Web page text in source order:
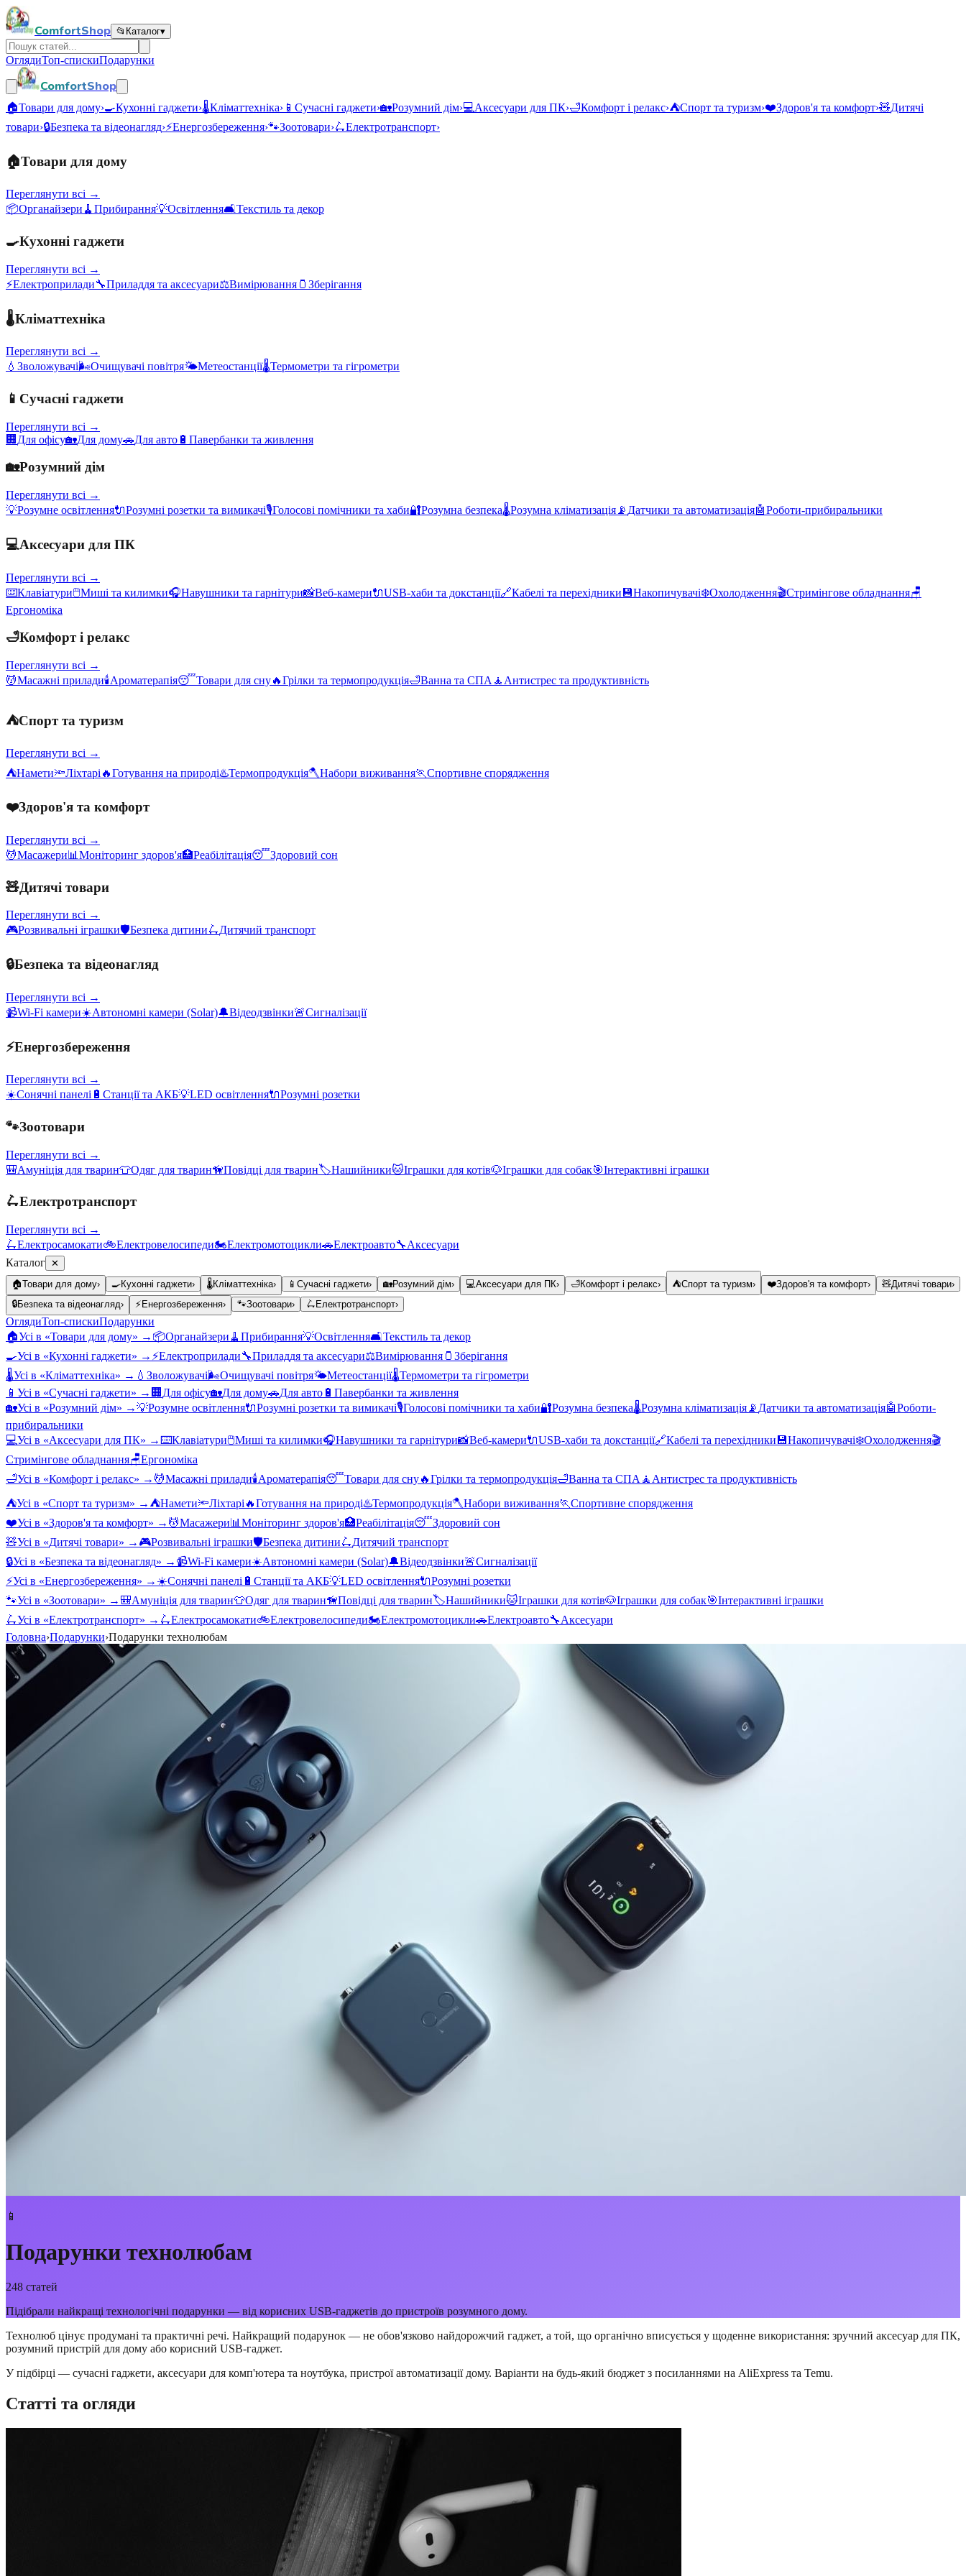
ComfortShop 📂 Каталог▾
ОглядиТоп-спискиПодарунки
ComfortShop
🏠Товари для дому›🍳Кухонні гаджети›🌡️Кліматтехніка› 📱 Сучасні гаджети›🏡Розумний дім›💻Аксесуари для ПК›🛁Комфорт і релакс›⛺Спорт та туризм›❤️Здоров'я та комфорт›🧸Дитячі
товари›🔒Безпека та відеонагляд›⚡Енергозбереження›🐾Зоотовари›🛴Електротранспорт›
🏠Товари для дому
Переглянути всі →
📦Органайзери 🧹 Прибирання💡Освітлення🛋️Текстиль та декор
🍳Кухонні гаджети
Переглянути всі →
⚡Електроприлади🔧Приладдя та аксесуари⚖️Вимірювання 🫙 Зберігання
🌡️Кліматтехніка
Переглянути всі →
💧 Зволожувачі🌬️Очищувачі повітря🌤️Метеостанції🌡️Термометри та гігрометри
📱 Сучасні гаджети
Переглянути всі →
🏢 Для офісу🏡Для дому🚗Для авто 🔋 Павербанки та живлення
🏡Розумний дім
Переглянути всі →
💡Розумне освітлення🔌Розумні розетки та вимикачі🎙️Голосові помічники та хаби🔐Розумна безпека🌡️Розумна кліматизація 📡 Датчики та автоматизація🤖Роботи-прибиральники
💻Аксесуари для ПК
Переглянути всі →
⌨️Клавіатури🖱️Миші та килимки🎧Навушники та гарнітури📸Веб-камери🔌USB-хаби та докстанції🔗Кабелі та перехідники 💾Накопичувачі❄️Охолодження🎬Стримінгове обладнання🪑
Ергономіка
🛁Комфорт і релакс
Переглянути всі →
💆Масажні прилади🕯️Ароматерапія😴Товари для сну🔥Грілки та термопродукція🛁Ванна та СПА 🧘 Антистрес та продуктивність
⛺Спорт та туризм
Переглянути всі →
⛺Намети🔦Ліхтарі 🔥Готування на природі♨️Термопродукція🪓Набори виживання🏃Спортивне спорядження
❤️Здоров'я та комфорт
Переглянути всі →
💆Масажери📊 Моніторинг здоров'я🏥Реабілітація😴Здоровий сон
🧸Дитячі товари
Переглянути всі →
🎮Розвивальні іграшки🛡️Безпека дитини🛴Дитячий транспорт
🔒Безпека та відеонагляд
Переглянути всі →
📹Wi-Fi камери☀️Автономні камери (Solar)🔔Відеодзвінки🚨Сигналізації
⚡Енергозбереження
Переглянути всі →
☀️Сонячні панелі 🔋 Станції та АКБ💡LED освітлення🔌Розумні розетки
🐾Зоотовари
Переглянути всі →
🎒Амуніція для тварин👕Одяг для тварин🦮Повідці для тварин🏷️Нашийники🐱Іграшки для котів🐶Іграшки для собак🎯Інтерактивні іграшки
🛴Електротранспорт
Переглянути всі →
🛴Електросамокати🚲Електровелосипеди🏍️Електромотоцикли🚗Електроавто🔧Аксесуари
Каталог ✕
🏠Товари для дому› 🍳Кухонні гаджети› 🌡️Кліматтехніка› 📱 Сучасні гаджети› 🏡Розумний дім› 💻Аксесуари для ПК› 🛁Комфорт і релакс› ⛺Спорт та туризм› ❤️Здоров'я та комфорт› 🧸Дитячі товари›
🔒Безпека та відеонагляд› ⚡ Енергозбереження› 🐾Зоотовари› 🛴 Електротранспорт›
ОглядиТоп-спискиПодарунки
🏠Усі в «Товари для дому» → 📦Органайзери 🧹 Прибирання💡Освітлення🛋️Текстиль та декор
🍳Усі в «Кухонні гаджети» → ⚡Електроприлади🔧Приладдя та аксесуари⚖️Вимірювання 🫙 Зберігання
🌡️Усі в «Кліматтехніка» → 💧 Зволожувачі🌬️Очищувачі повітря🌤️Метеостанції🌡️Термометри та гігрометри
📱 Усі в «Сучасні гаджети» → 🏢 Для офісу🏡Для дому🚗Для авто 🔋 Павербанки та живлення
🏡Усі в «Розумний дім» →💡Розумне освітлення🔌Розумні розетки та вимикачі🎙️Голосові помічники та хаби🔐Розумна безпека🌡️Розумна кліматизація 📡 Датчики та автоматизація🤖Роботи-
прибиральники
💻Усі в «Аксесуари для ПК» →⌨️Клавіатури🖱️Миші та килимки🎧Навушники та гарнітури📸Веб-камери🔌USB-хаби та докстанції🔗Кабелі та перехідники 💾Накопичувачі❄️Охолодження🎬
Стримінгове обладнання🪑Ергономіка
🛁Усі в «Комфорт і релакс» → 💆Масажні прилади🕯️Ароматерапія😴Товари для сну🔥Грілки та термопродукція🛁Ванна та СПА 🧘 Антистрес та продуктивність
⛺Усі в «Спорт та туризм» → ⛺Намети🔦Ліхтарі 🔥Готування на природі♨️Термопродукція🪓Набори виживання🏃Спортивне спорядження
❤️Усі в «Здоров'я та комфорт» → 💆Масажери📊 Моніторинг здоров'я🏥Реабілітація😴Здоровий сон
🧸Усі в «Дитячі товари» → 🎮Розвивальні іграшки🛡️Безпека дитини🛴Дитячий транспорт
🔒Усі в «Безпека та відеонагляд» → 📹Wi-Fi камери☀️Автономні камери (Solar)🔔Відеодзвінки🚨Сигналізації
⚡Усі в «Енергозбереження» → ☀️Сонячні панелі 🔋 Станції та АКБ💡LED освітлення🔌Розумні розетки
🐾Усі в «Зоотовари» → 🎒Амуніція для тварин👕Одяг для тварин🦮Повідці для тварин🏷️Нашийники🐱Іграшки для котів🐶Іграшки для собак🎯Інтерактивні іграшки
🛴Усі в «Електротранспорт» → 🛴Електросамокати🚲Електровелосипеди🏍️Електромотоцикли🚗Електроавто🔧Аксесуари
Головна›Подарунки›Подарунки технолюбам
📱
Подарунки технолюбам
248 статей
Підібрали найкращі технологічні подарунки — від корисних USB-гаджетів до пристроїв розумного дому.
Технолюб цінує продумані та практичні речі. Найкращий подарунок — не обов'язково найдорожчий гаджет, а той, що органічно вписується у щоденне використання: зручний аксесуар для ПК,
розумний пристрій для дому або корисний USB-гаджет.
У підбірці — сучасні гаджети, аксесуари для комп'ютера та ноутбука, пристрої автоматизації дому. Варіанти на будь-який бюджет з посиланнями на AliExpress та Temu.
Статті та огляди